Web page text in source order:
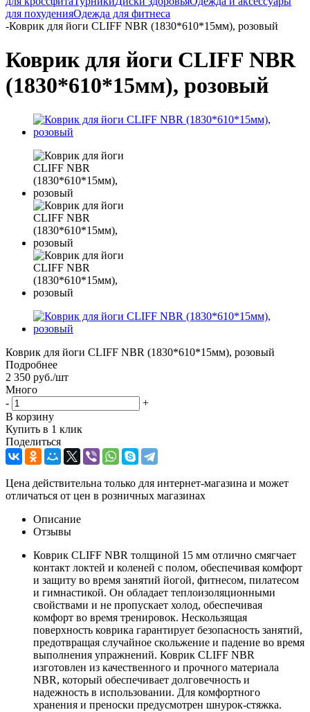
для похуденияОдежда для фитнеса
-Коврик для йоги CLIFF NBR (1830*610*15мм), розовый
Коврик для йоги CLIFF NBR
(1830*610*15мм), розовый
Коврик для йоги CLIFF NBR (1830*610*15мм), розовый
Подробнее
2 350 руб./шт
Много
-
+
В корзину
Купить в 1 клик
Поделиться
Цена действительна только для интернет-магазина и может
отличаться от цен в розничных магазинах
Описание
Отзывы
Коврик CLIFF NBR толщиной 15 мм отлично смягчает
контакт локтей и коленей с полом, обеспечивая комфорт
и защиту во время занятий йогой, фитнесом, пилатесом
и гимнастикой. Он обладает теплоизоляционными
свойствами и не пропускает холод, обеспечивая
комфорт во время тренировок. Нескользящая
поверхность коврика гарантирует безопасность занятий,
предотвращая случайное скольжение и падение во время
выполнения упражнений. Коврик CLIFF NBR
изготовлен из качественного и прочного материала
NBR, который обеспечивает долговечность и
надежность в использовании. Для комфортного
хранения и преноски предусмотрен шнурок-стяжка.